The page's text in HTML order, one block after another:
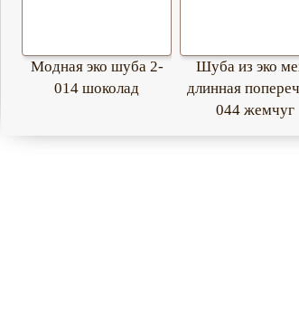
Модная эко шуба 2-
014 шоколад
Шуба из эко
длинная
044 жемчуг